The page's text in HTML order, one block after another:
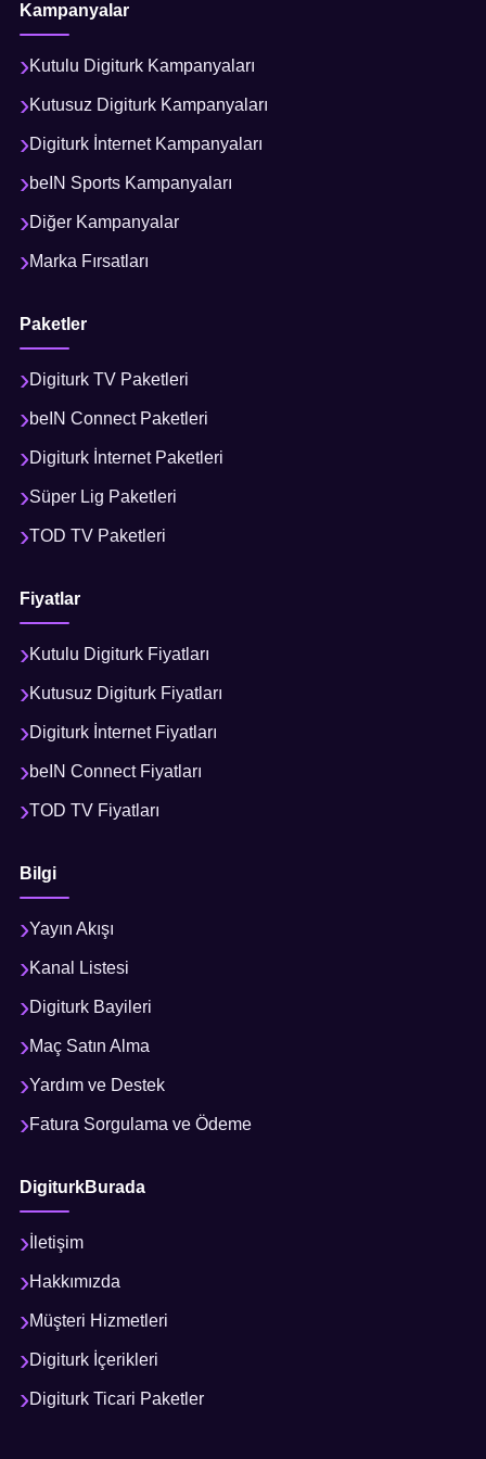
Kampanyalar
Kutulu Digiturk Kampanyaları
Kutusuz Digiturk Kampanyaları
Digiturk İnternet Kampanyaları
beIN Sports Kampanyaları
Diğer Kampanyalar
Marka Fırsatları
Paketler
Digiturk TV Paketleri
beIN Connect Paketleri
Digiturk İnternet Paketleri
Süper Lig Paketleri
TOD TV Paketleri
Fiyatlar
Kutulu Digiturk Fiyatları
Kutusuz Digiturk Fiyatları
Digiturk İnternet Fiyatları
beIN Connect Fiyatları
TOD TV Fiyatları
Bilgi
Yayın Akışı
Kanal Listesi
Digiturk Bayileri
Maç Satın Alma
Yardım ve Destek
Fatura Sorgulama ve Ödeme
DigiturkBurada
İletişim
Hakkımızda
Müşteri Hizmetleri
Digiturk İçerikleri
Digiturk Ticari Paketler